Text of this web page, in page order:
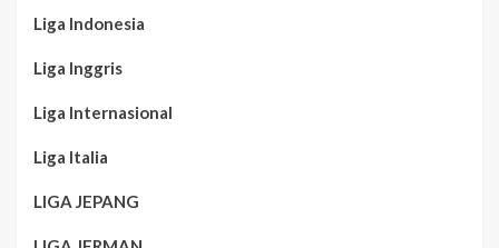
Liga Indonesia
Liga Inggris
Liga Internasional
Liga Italia
LIGA JEPANG